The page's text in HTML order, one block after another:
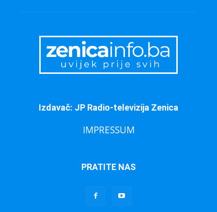
Izdavač: JP Radio-televizija Zenica
IMPRESSUM
PRATITE NAS